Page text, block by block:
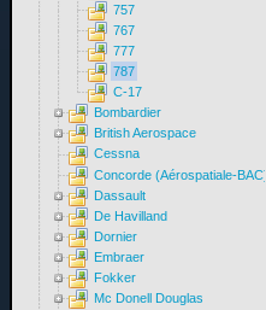
757
767
777
787
C-17
Bombardier
British Aerospace
Cessna
Concorde (Aérospatiale-BAC)
Dassault
De Havilland
Dornier
Embraer
Fokker
Mc Donell Douglas